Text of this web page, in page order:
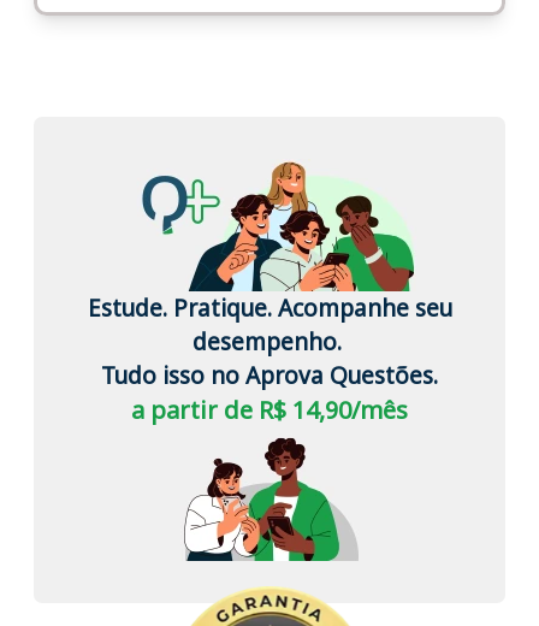
Estude. Pratique. Acompanhe seu
desempenho.
Tudo isso no Aprova Questões.
a partir de R$ 14,90/mês